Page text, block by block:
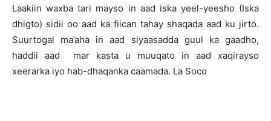
Laakiin waxba tari mayso in aad iska yeel-yeesho (Iska
dhigto) sidii oo aad ka fiican tahay shaqada aad ku jirto.
Suurtogal ma’aha in aad siyaasadda guul ka gaadho,
haddii aad mar kasta u muuqato in aad xaqirayso
xeerarka iyo hab-dhaqanka caamada. La Soco